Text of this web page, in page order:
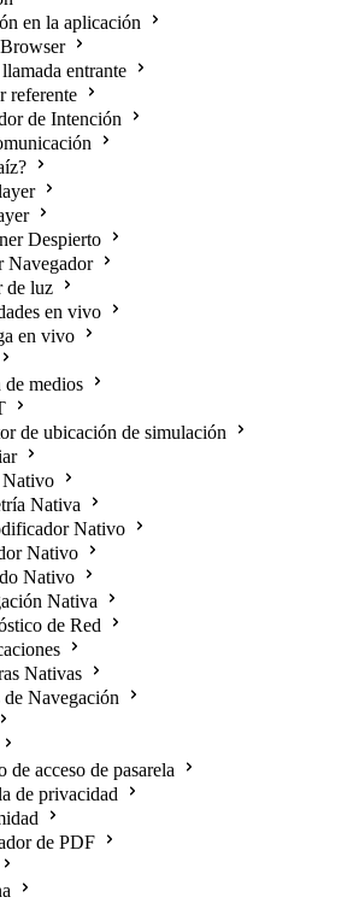
en la aplicación
entrante
referente
de Intención
Despierto
Navegador
de luz
en vivo
en vivo
de medios
de ubicación de simulación
Nativa
Nativo
Nativo
Nativo
Nativa
de Red
Nativas
de Navegación
de acceso de pasarela
de privacidad
de PDF